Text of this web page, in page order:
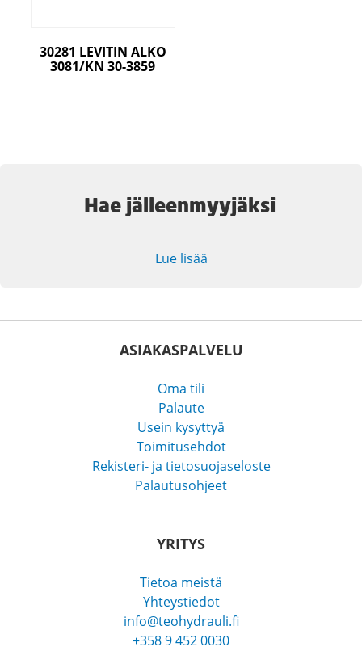
30281 LEVITIN ALKO
3081/KN 30-3859
Hae jälleenmyyjäksi
Lue lisää
ASIAKASPALVELU
Oma tili
Palaute
Usein kysyttyä
Toimitusehdot
Rekisteri- ja tietosuojaseloste
Palautusohjeet
YRITYS
Tietoa meistä
Yhteystiedot
info@teohydrauli.fi
+358 9 452 0030